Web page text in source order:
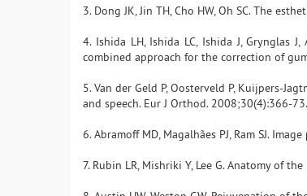
3. Dong JK, Jin TH, Cho HW, Oh SC. The
4. Ishida LH, Ishida LC, Ishida J, Grynglas
combined approach for the correction of
5. Van der Geld P, Oosterveld P, Kuijpers-
and speech. Eur J Orthod. 2008;30(4):366-73.
6. Abramoff MD, Magalhães PJ, Ram SJ.
7. Rubin LR, Mishriki Y, Lee G. Anatomy of